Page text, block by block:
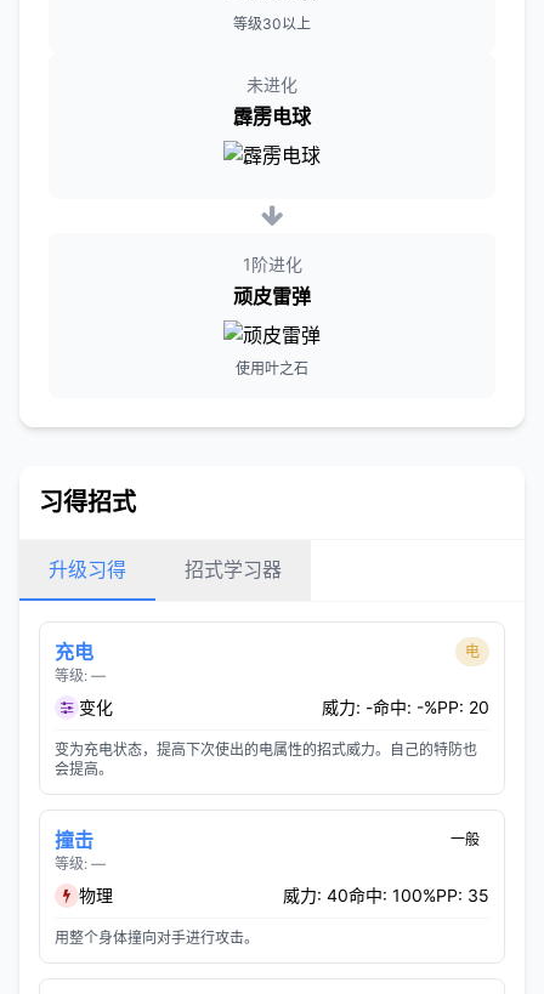
等级30以上
未进化
霹雳电球
1阶进化
顽皮雷弹
使用叶之石
习得招式
升级习得 招式学习器
充电
等级: —
电
变化 威力: -命中: -%PP: 20
变为充电状态，提高下次使出的电属性的招式威力。自己的特防也
会提高。
撞击
等级: —
一般
物理 威力: 40命中: 100%PP: 35
用整个身体撞向对手进行攻击。